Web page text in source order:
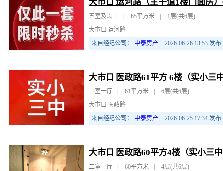
大市口 运河路（主干道1楼门面房
五室及以上 65平方米
1层(共6层)
大市口 运河路
来自经纪公司： 中泰房产 2026-06-26 13:53 发布
大市口 医政路61平方 6楼（实小三
二室一厅 61平方米
6层(共6层)
大市口 医政路
来自经纪公司： 中泰房产 2026-06-25 17:34 发布
大市口 医政路60平方4楼（实小三
二室一厅 60平方米
4层(共6层)